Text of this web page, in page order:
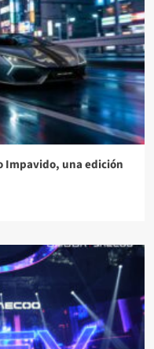
Impavido, una edición